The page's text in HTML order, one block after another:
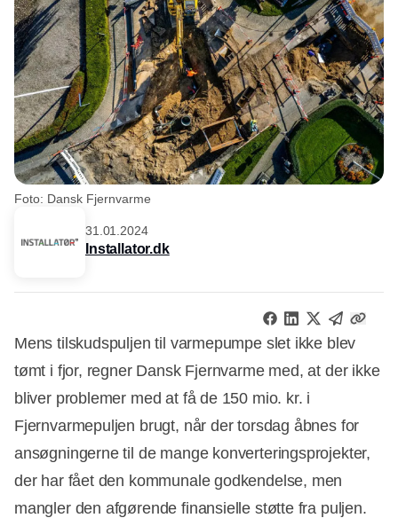
Foto: Dansk Fjernvarme
31.01.2024
Installator.dk
Mens tilskudspuljen til varmepumpe slet ikke blev
tømt i fjor, regner Dansk Fjernvarme med, at der ikke
bliver problemer med at få de 150 mio. kr. i
Fjernvarmepuljen brugt, når der torsdag åbnes for
ansøgningerne til de mange konverteringsprojekter,
der har fået den kommunale godkendelse, men
mangler den afgørende finansielle støtte fra puljen.